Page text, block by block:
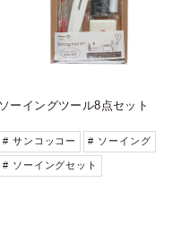
ソーイングツール8点セット
# サンコッコー # ソーイング
# ソーイングセット